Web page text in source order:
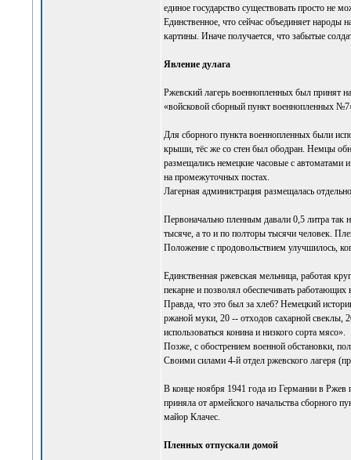
единое государство существовать просто не
Единственное, что сейчас объединяет
картины. Иначе получается, что забытые
Явление дулага
Ржевский лагерь военнопленных был принят
«войсковой сборный пункт военнопленных
Для сборного пункта военнопленных были
крыши, тёс же со стен был ободран. Немцы
размещались немецкие часовые с автоматами
на промежуточных постах.
Лагерная администрация размещалась
Первоначально пленным давали 0,5 литра так
тысяче, а то и по полторы тысячи человек.
Положение с продовольствием улучшилось,
Единственная ржевская мельница, работая
пекарне и позволял обеспечивать
Правда, что это был за хлеб? Немецкий
ржаной муки, 20 -- отходов сахарной
использоваться конина и низкого сорта мясо».
Позже, с обострением военной обстановки,
Своими силами 4-й отдел ржевского лагеря
В конце ноября 1941 года из Германии в Ржев
приняла от армейского начальства сборного
майор Клачес.
Пленных отпускали домой